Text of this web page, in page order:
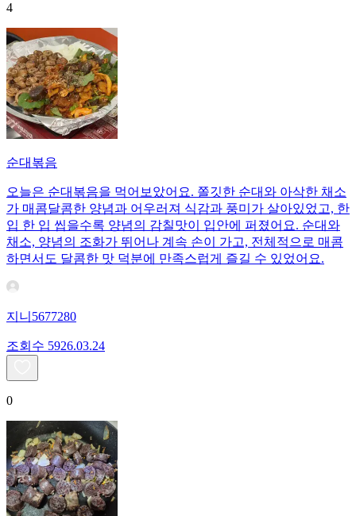
4
순대볶음
오늘은 순대볶음을 먹어보았어요. 쫄깃한 순대와 아삭한 채소
가 매콤달콤한 양념과 어우러져 식감과 풍미가 살아있었고, 한
입 한 입 씹을수록 양념의 감칠맛이 입안에 퍼졌어요. 순대와
채소, 양념의 조화가 뛰어나 계속 손이 가고, 전체적으로 매콤
하면서도 달콤한 맛 덕분에 만족스럽게 즐길 수 있었어요.
지니5677280
조회수 5926.03.24
0